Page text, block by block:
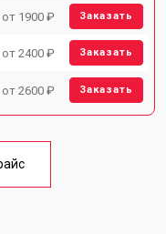
от 1900 ₽ Заказать
от 2400 ₽ Заказать
от 2600 ₽ Заказать